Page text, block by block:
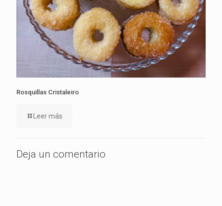
Rosquillas Cristaleiro
Leer más
Deja un comentario